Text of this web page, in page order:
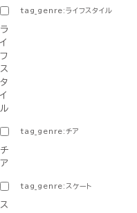
tag_genre:ライフスタイル
ラ
イ
フ
ス
タ
イ
ル
tag_genre:チア
チ
ア
tag_genre:スケート
ス